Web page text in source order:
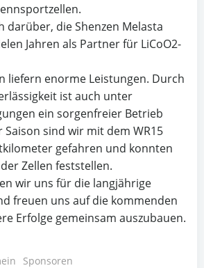
darüber, die Shenzen Melasta
Jahren als Partner für LiCoO2-
liefern enorme Leistungen. Durch
ist auch unter
ein sorgenfreier Betrieb
Saison sind wir mit dem WR15
gefahren und konnten
Zellen feststellen.
wir uns für die langjährige
freuen uns auf die kommenden
Erfolge gemeinsam auszubauen.
Sponsoren